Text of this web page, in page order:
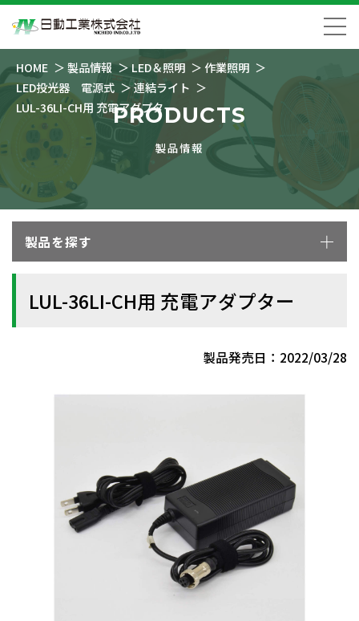
HOME 製品情報 LED＆照明
作業照明
LED投光器 電源式
連結ライト
LUL-36LI-CH用 充電アダプターPRODUCTS
製品情報
製品を探す
LUL-36LI-CH用 充電アダプター
製品発売日：2022/03/28